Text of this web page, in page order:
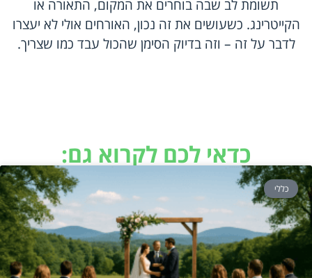
תשומת לב שבה בוחרים את המקום, התאורה או
הקייטרינג. כשעושים את זה נכון, האורחים אולי לא יעצרו
לדבר על זה – וזה בדיוק הסימן שהכול עבד כמו שצריך.
כדאי לכם לקרוא גם:
כללי